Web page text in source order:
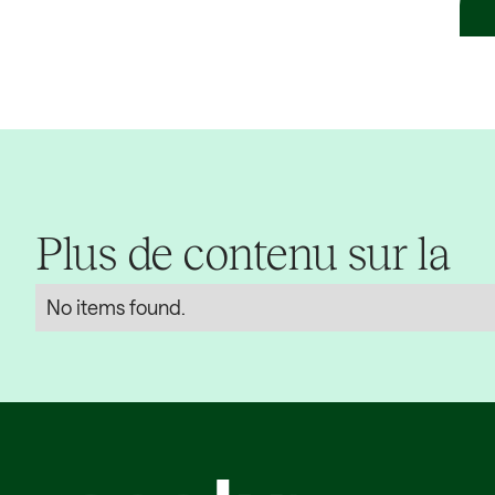
Plus de contenu sur la
No items found.